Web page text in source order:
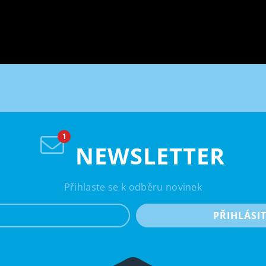
NEWSLETTER
Přihlaste se k odběru novinek
PŘIHLÁSIT